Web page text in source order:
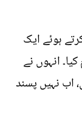
ہوئے ایک
انہوں نے
اب نہیں پسند